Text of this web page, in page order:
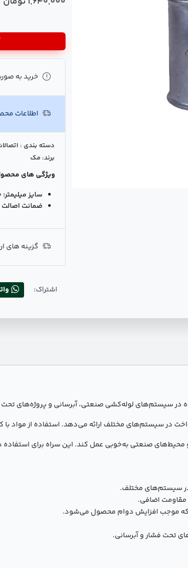
خرید به
اطلاعات
دسته بندی :
برند: مک
ویژگی های
سایز میلیمتر:
ضمانت اصالت
گزینه های
اشتراک:
در سیستم‌های لوله‌کشی صنعتی، آبرسانی و پروژه‌های
در سیستم‌های مختلف ارائه می‌دهد. استفاده از مواد
صنعتی به‌خوبی عمل کند. این سراه برای
در سیستم‌های مختلف.
مقاومت اضافی.
که موجب افزایش دوام محصول می‌شود.
تحت فشار و آبرسانی.